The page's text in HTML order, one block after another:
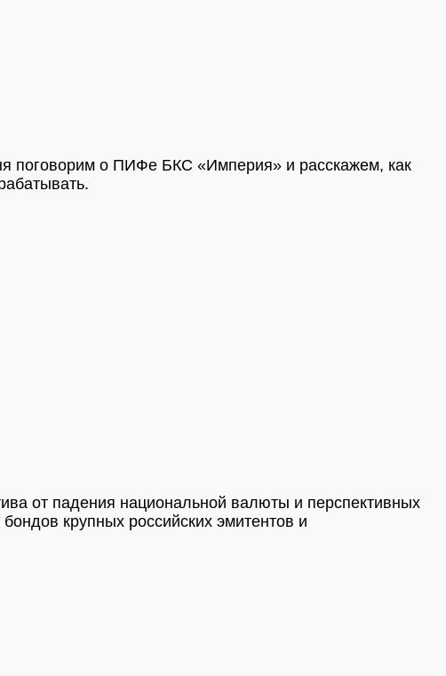
поговорим о ПИФе БКС «Империя» и расскажем, как
от падения национальной валюты и перспективных
крупных российских эмитентов и